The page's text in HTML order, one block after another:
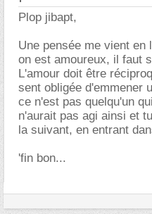
Plop jibapt,
Une pensée me vient
on est amoureux, il faut
L'amour doit être
sent obligée d'emmener
ce n'est pas quelqu'un
n'aurait pas agi ainsi et
la suivant, en entrant
'fin bon...